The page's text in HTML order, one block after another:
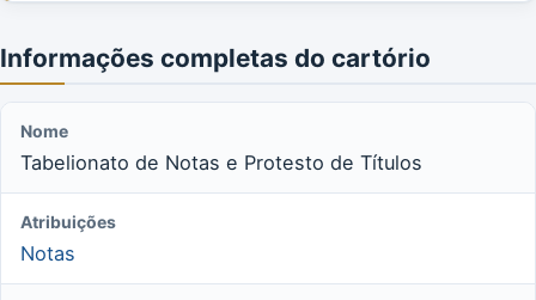
Informações completas do cartório
Nome
Tabelionato de Notas e Protesto de Títulos
Atribuições
Notas